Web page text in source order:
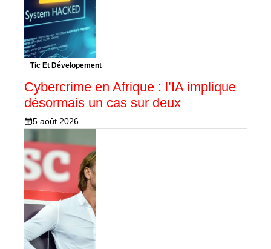
Tic Et Dévelopement
Cybercrime en Afrique : l’IA implique
désormais un cas sur deux
5 août 2026